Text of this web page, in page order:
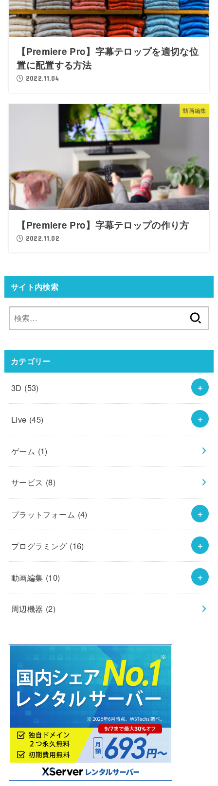
【Premiere Pro】字幕テロップを適切な位
置に配置する方法
2022.11.04
動画編集
【Premiere Pro】字幕テロップの作り方
2022.11.02
サイト内検索
索:
カテゴリー
3D (53)
Live (45)
ゲーム (1)
サービス (8)
プラットフォーム (4)
プログラミング (16)
動画編集 (10)
周辺機器 (2)